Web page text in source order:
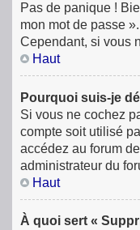
Pas de panique !
mon mot de passe
Cependant, si vous
Haut
Pourquoi suis-je
Si vous ne cochez
compte soit utilisé
accédez au forum
administrateur du
Haut
À quoi sert «